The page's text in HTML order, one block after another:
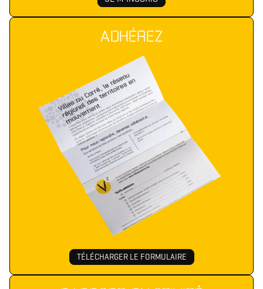
ADHÉREZ
TÉLÉCHARGER LE FORMULAIRE